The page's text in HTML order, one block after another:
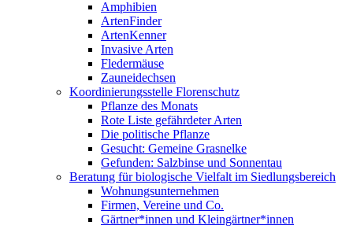
Amphibien
ArtenFinder
ArtenKenner
Invasive Arten
Fledermäuse
Zauneidechsen
Koordinierungsstelle Florenschutz
Pflanze des Monats
Rote Liste gefährdeter Arten
Die politische Pflanze
Gesucht: Gemeine Grasnelke
Gefunden: Salzbinse und Sonnentau
Beratung für biologische Vielfalt im Siedlungsbereich
Wohnungsunternehmen
Firmen, Vereine und Co.
Gärtner*innen und Kleingärtner*innen